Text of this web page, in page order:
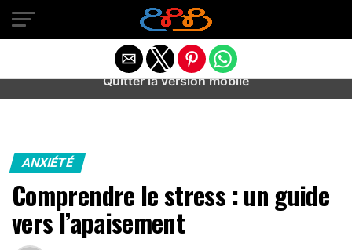
Warning
: preg_match(): Unknown modifier '/' in
/home/u589487443/domains/aideanxietestress.fr/
content/plugins/idev-post-views/includes/class-bots.php
ANXIÉTÉ
Comprendre le stress : un guide
vers l’apaisement
Quitter la version mobile